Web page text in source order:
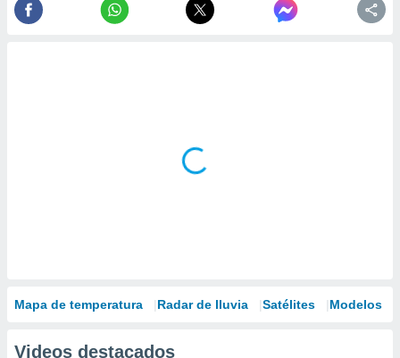
Mapa de temperatura Radar de lluvia Satélites Modelos
Videos destacados